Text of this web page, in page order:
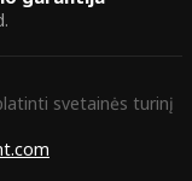
svetainės turinį